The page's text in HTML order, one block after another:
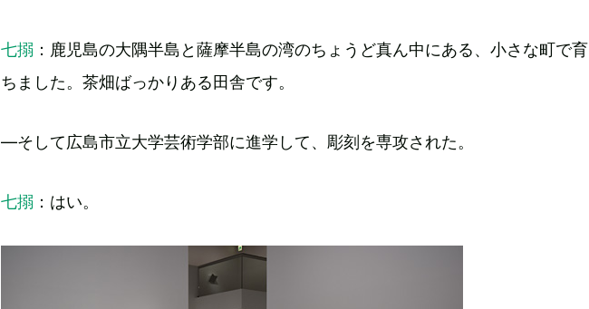
七搦 ：鹿児島の大隅半島と薩摩半島の湾のちょうど真ん中にある、小さな町で育
ちました。茶畑ばっかりある田舎です。
―そして広島市立大学芸術学部に進学して、彫刻を専攻された。
七搦 ：はい。